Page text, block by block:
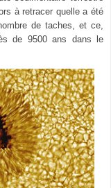
à retracer quelle a été
de taches, et ce,
de 9500 ans dans le